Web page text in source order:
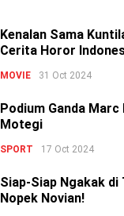
Kenalan Sama
Cerita Horor
MOVIE 31 Oct 2024
Podium Ganda
Motegi
SPORT 17 Oct 2024
Siap-Siap Ngakak di
Nopek Novian!